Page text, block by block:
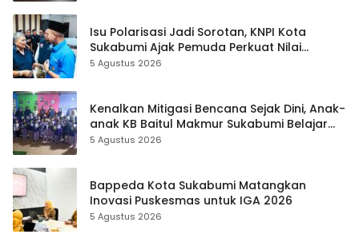
Isu Polarisasi Jadi Sorotan, KNPI Kota
Sukabumi Ajak Pemuda Perkuat Nilai
Kebangsaan
5 Agustus 2026
Kenalkan Mitigasi Bencana Sejak Dini, Anak-
anak KB Baitul Makmur Sukabumi Belajar
Lewat Boneka Tangan
5 Agustus 2026
Bappeda Kota Sukabumi Matangkan
Inovasi Puskesmas untuk IGA 2026
5 Agustus 2026